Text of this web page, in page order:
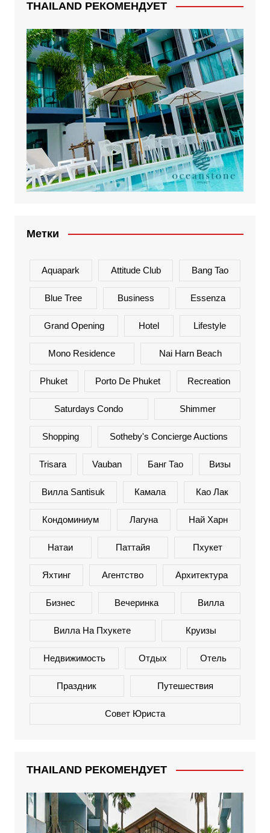
THAILAND РЕКОМЕНДУЕТ
Метки
Aquapark Attitude Club Bang Tao
Blue Tree Business Essenza
Grand Opening Hotel Lifestyle
Mono Residence Nai Harn Beach
Phuket Porto De Phuket Recreation
Saturdays Condo Shimmer
Shopping Sotheby's Concierge Auctions
Trisara Vauban Банг Тао Визы
Вилла Santisuk Камала Као Лак
Кондоминиум Лагуна Най Харн
Натаи Паттайя Пхукет
Яхтинг Агентство Архитектура
Бизнес Вечеринка Вилла
Вилла На Пхукете Круизы
Недвижимость Отдых Отель
Праздник Путешествия
Совет Юриста
THAILAND РЕКОМЕНДУЕТ